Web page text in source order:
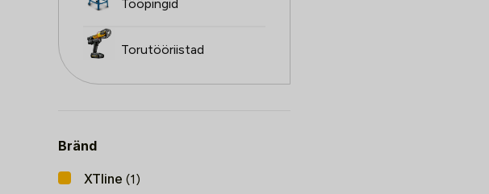
Tööpingid
Torutööriistad
Bränd
XTline (1)